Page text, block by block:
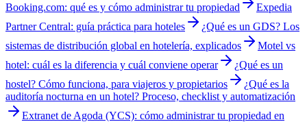
Booking.com: qué es y cómo administrar tu propiedad
Expedia
Partner Central: guía práctica para hoteles
¿Qué es un GDS? Los
sistemas de distribución global en hotelería, explicados
Motel vs
hotel: cuál es la diferencia y cuál conviene operar
¿Qué es un
hostel? Cómo funciona, para viajeros y propietarios
¿Qué es la
auditoría nocturna en un hotel? Proceso, checklist y automatización
Extranet de Agoda (YCS): cómo administrar tu propiedad en